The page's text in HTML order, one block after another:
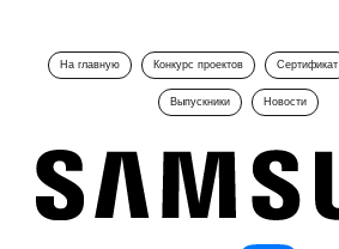
На главную Конкурс проектов Сертификат
Выпускники Новости